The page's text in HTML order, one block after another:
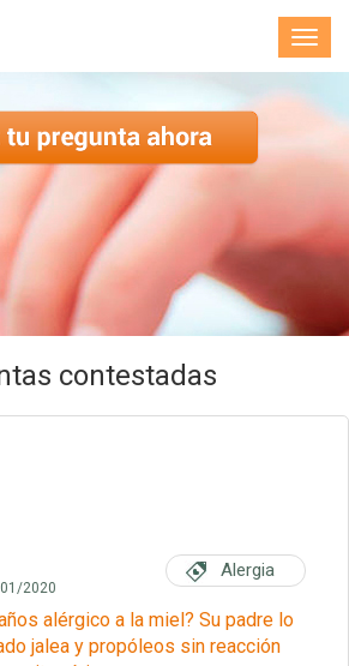
contestadas
2020
Alergia
alérgico a la miel? Su padre lo
jalea y propóleos sin reacción